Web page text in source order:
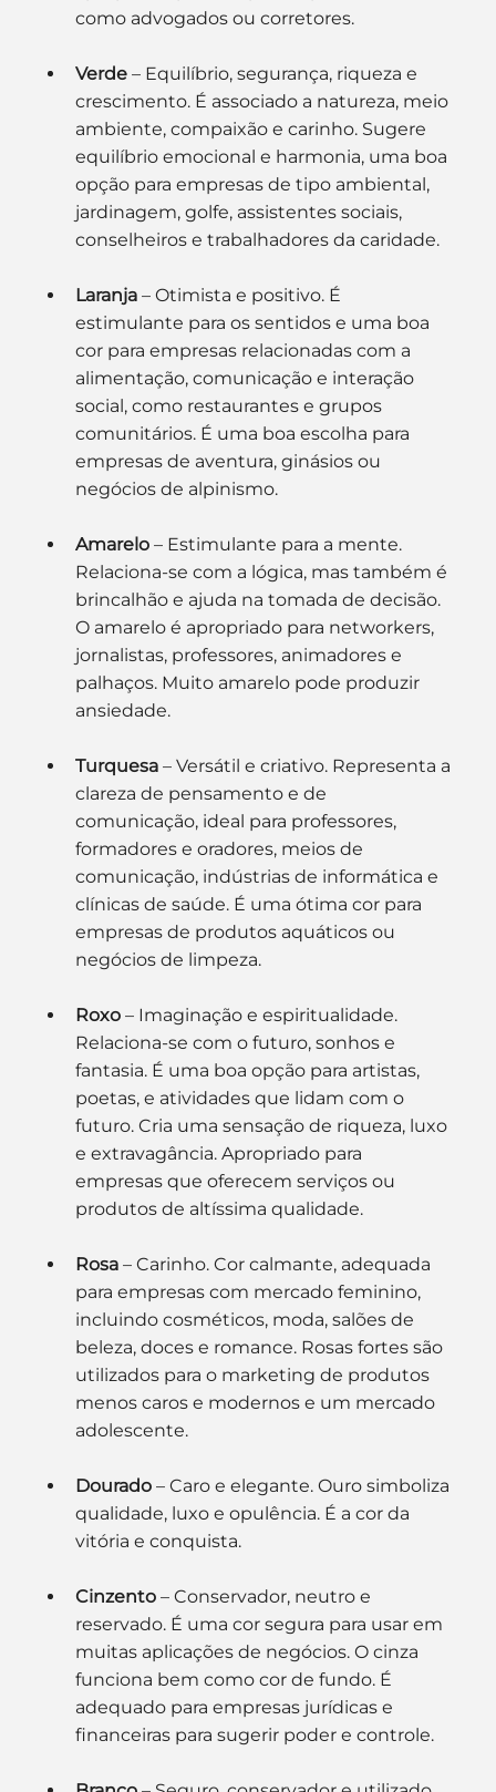
como advogados ou corretores.
Verde – Equilíbrio, segurança, riqueza e
crescimento. É associado a natureza, meio
ambiente, compaixão e carinho. Sugere
equilíbrio emocional e harmonia, uma boa
opção para empresas de tipo ambiental,
jardinagem, golfe, assistentes sociais,
conselheiros e trabalhadores da caridade.
Laranja – Otimista e positivo. É
estimulante para os sentidos e uma boa
cor para empresas relacionadas com a
alimentação, comunicação e interação
social, como restaurantes e grupos
comunitários. É uma boa escolha para
empresas de aventura, ginásios ou
negócios de alpinismo.
Amarelo – Estimulante para a mente.
Relaciona-se com a lógica, mas também é
brincalhão e ajuda na tomada de decisão.
O amarelo é apropriado para networkers,
jornalistas, professores, animadores e
palhaços. Muito amarelo pode produzir
ansiedade.
Turquesa – Versátil e criativo. Representa a
clareza de pensamento e de
comunicação, ideal para professores,
formadores e oradores, meios de
comunicação, indústrias de informática e
clínicas de saúde. É uma ótima cor para
empresas de produtos aquáticos ou
negócios de limpeza.
Roxo – Imaginação e espiritualidade.
Relaciona-se com o futuro, sonhos e
fantasia. É uma boa opção para artistas,
poetas, e atividades que lidam com o
futuro. Cria uma sensação de riqueza, luxo
e extravagância. Apropriado para
empresas que oferecem serviços ou
produtos de altíssima qualidade.
Rosa – Carinho. Cor calmante, adequada
para empresas com mercado feminino,
incluindo cosméticos, moda, salões de
beleza, doces e romance. Rosas fortes são
utilizados para o marketing de produtos
menos caros e modernos e um mercado
adolescente.
Dourado – Caro e elegante. Ouro simboliza
qualidade, luxo e opulência. É a cor da
vitória e conquista.
Cinzento – Conservador, neutro e
reservado. É uma cor segura para usar em
muitas aplicações de negócios. O cinza
funciona bem como cor de fundo. É
adequado para empresas jurídicas e
financeiras para sugerir poder e controle.